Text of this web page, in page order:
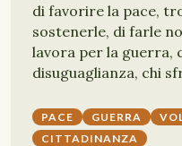
di favorire la pace,
sostenerle, di farle
lavora per la guerra,
disuguaglianza, chi
PACE GUERRA
CITTADINANZA